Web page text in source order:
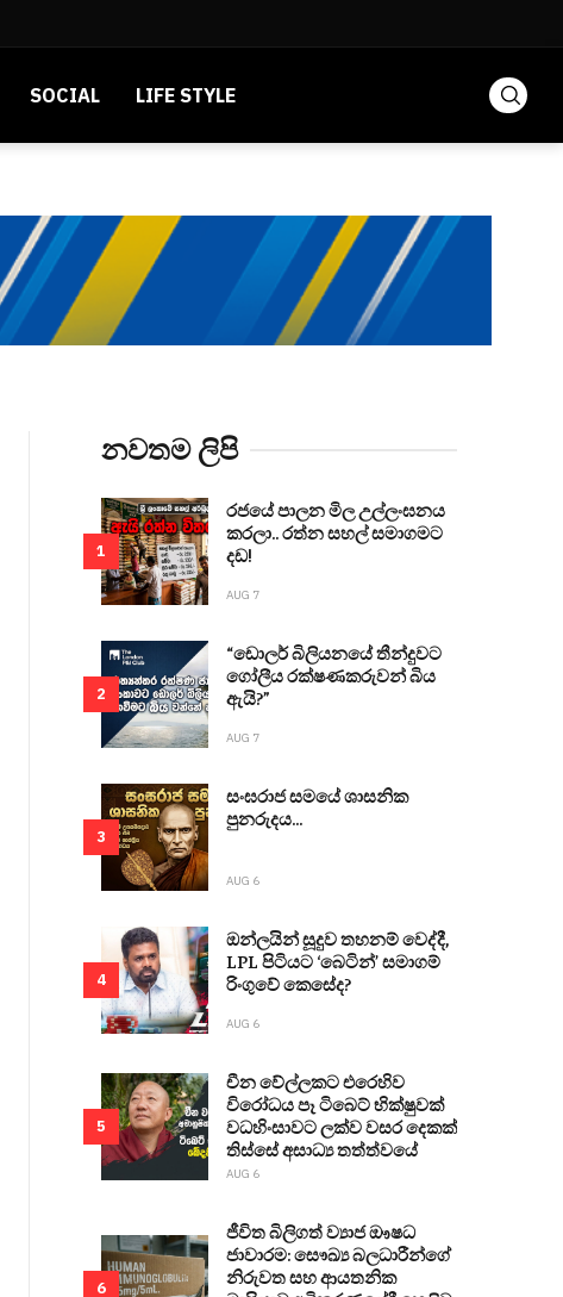
SOCIAL LIFE STYLE
නවතම ලිපි
1
රජයේ පාලන මිල උල්ලංඝනය
කරලා.. රත්න සහල් සමාගමට
දඩ!
AUG 7
2
“ඩොලර් බිලියනයේ තීන්දුවට
ගෝලීය රක්ෂණකරුවන් බිය
ඇයි?”
AUG 7
3
සංඝරාජ සමයේ ශාසනික
පුනරුදය...
AUG 6
4
ඔන්ලයින් සූදුව තහනම් වෙද්දී,
LPL පිටියට ‘බෙටින්’ සමාගම්
රිංගුවේ කෙසේද?
AUG 6
5
චීන වේල්ලකට එරෙහිව
විරෝධය පෑ ටිබෙට් භික්ෂුවක්
වධහිංසාවට ලක්ව වසර දෙකක්
තිස්සේ අසාධ්‍ය තත්ත්වයේ
AUG 6
6
ජීවිත බිලිගත් ව්‍යාජ ඖෂධ
ජාවාරම: සෞඛ්‍ය බලධාරීන්ගේ
නිරුවත සහ ආයතනික